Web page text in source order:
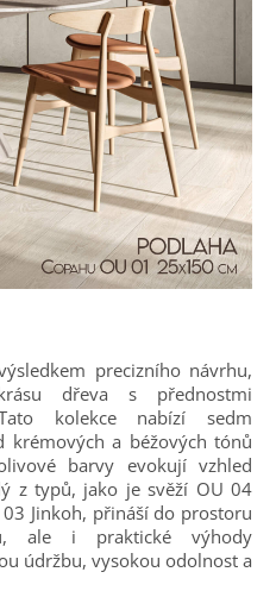
precizního návrhu,
dřeva s přednostmi
kolekce nabízí sedm
krémových a béžových tónů
barvy evokují vzhled
z typů, jako je svěží OU 04
Jinkoh, přináší do prostoru
ale i praktické výhody
údržbu, vysokou odolnost a